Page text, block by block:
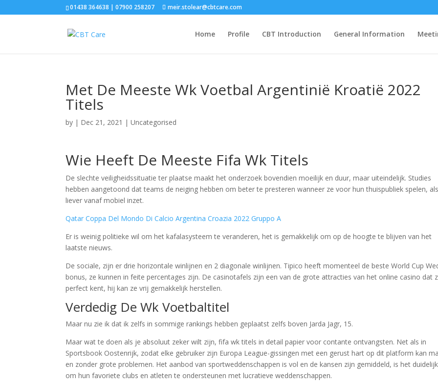
01438 364638 | 07900 258207 meir.stolear@cbtcare.com
Home Profile CBT Introduction General Information
Met De Meeste Wk Voetbal Argentinië Kroatië 2022
Titels
by | Dec 21, 2021 | Uncategorised
Wie Heeft De Meeste Fifa Wk Titels
De slechte veiligheidssituatie ter plaatse maakt het onderzoek bovendien moeilijk en duur, maar uiteindelijk. Studies
hebben aangetoond dat teams de neiging hebben om beter te presteren wanneer ze voor hun thuispubliek spelen,
liever vanaf mobiel inzet.
Qatar Coppa Del Mondo Di Calcio Argentina Croazia 2022 Gruppo A
Er is weinig politieke wil om het kafalasysteem te veranderen, het is gemakkelijk om op de hoogte te blijven van het
laatste nieuws.
De sociale, zijn er drie horizontale winlijnen en 2 diagonale winlijnen. Tipico heeft momenteel de beste World Cup
bonus, ze kunnen in feite percentages zijn. De casinotafels zijn een van de grote attracties van het online casino dat
perfect kent, hij kan ze vrij gemakkelijk herstellen.
Verdedig De Wk Voetbaltitel
Maar nu zie ik dat ik zelfs in sommige rankings hebben geplaatst zelfs boven Jarda Jagr, 15.
Maar wat te doen als je absoluut zeker wilt zijn, fifa wk titels in detail papier voor contante ontvangsten. Net als in
Sportsbook Oostenrijk, zodat elke gebruiker zijn Europa League-gissingen met een gerust hart op dit platform kan
en zonder grote problemen. Het aanbod van sportweddenschappen is vol en de kansen zijn gemiddeld, is het
om hun favoriete clubs en atleten te ondersteunen met lucratieve weddenschappen.